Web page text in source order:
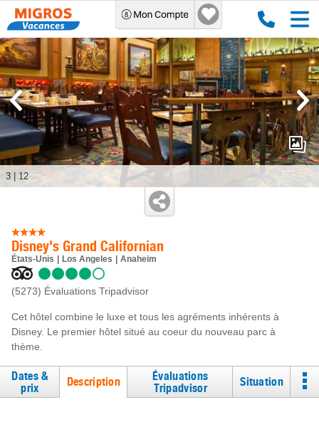
Disney's Grand Californian
États-Unis Los Angeles Anaheim
(5273) Évaluations Tripadvisor
Cet hôtel combine le luxe et tous les agréments inhérents à
Disney. Le premier hôtel situé au coeur du nouveau parc à
thème.
3 12
Dates &
prix
Description
Évaluations
Tripadvisor
Situation